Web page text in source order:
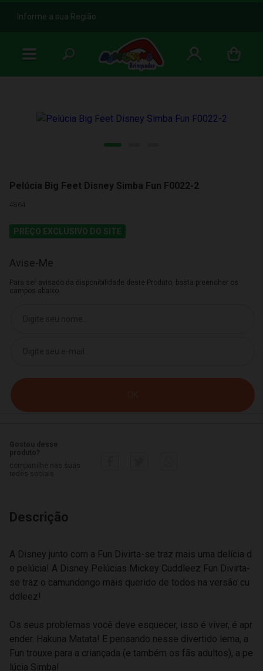
b
Informe a sua Região
Pelúcia Big Feet Disney Simba Fun F0022-2
4864
PREÇO EXCLUSIVO DO SITE
Avise-Me
Para ser avisado da disponibilidade deste Produto, basta preencher os
campos abaixo.
Descrição
A Disney junto com a Fun Divirta-se traz mais uma delícia d
e pelúcia! A Disney Pelúcias Mickey Cuddleez Fun Divirta-
se traz o camundongo mais querido de todos na versão cu
ddleez!
Os seus problemas você deve esquecer, isso é viver, é apr
ender. Hakuna Matata! E pensando nesse divertido lema, a
Fun trouxe para a criançada (e também os fãs adultos), a pe
lúcia Simba!